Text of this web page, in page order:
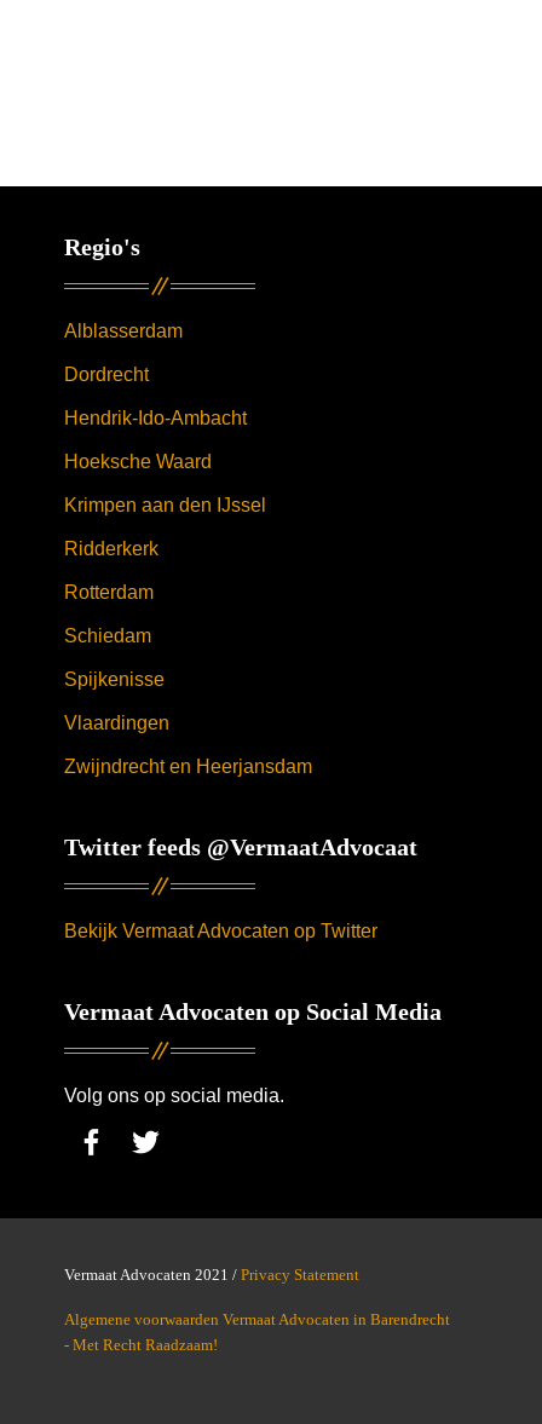
Regio's
Alblasserdam
Dordrecht
Hendrik-Ido-Ambacht
Hoeksche Waard
Krimpen aan den IJssel
Ridderkerk
Rotterdam
Schiedam
Spijkenisse
Vlaardingen
Zwijndrecht en Heerjansdam
Twitter feeds @VermaatAdvocaat
Bekijk Vermaat Advocaten op Twitter
Vermaat Advocaten op Social Media
Volg ons op social media.
Vermaat Advocaten 2021 / Privacy Statement
Algemene voorwaarden Vermaat Advocaten in Barendrecht
- Met Recht Raadzaam!